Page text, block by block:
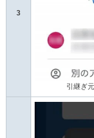
3
引継ぎ